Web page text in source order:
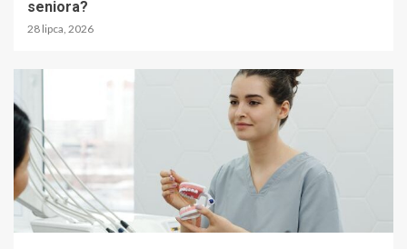
seniora?
28 lipca, 2026